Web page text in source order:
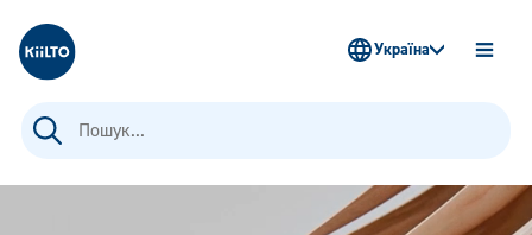
Kiilto Ukraine
Пошук:
OPEN
Україна